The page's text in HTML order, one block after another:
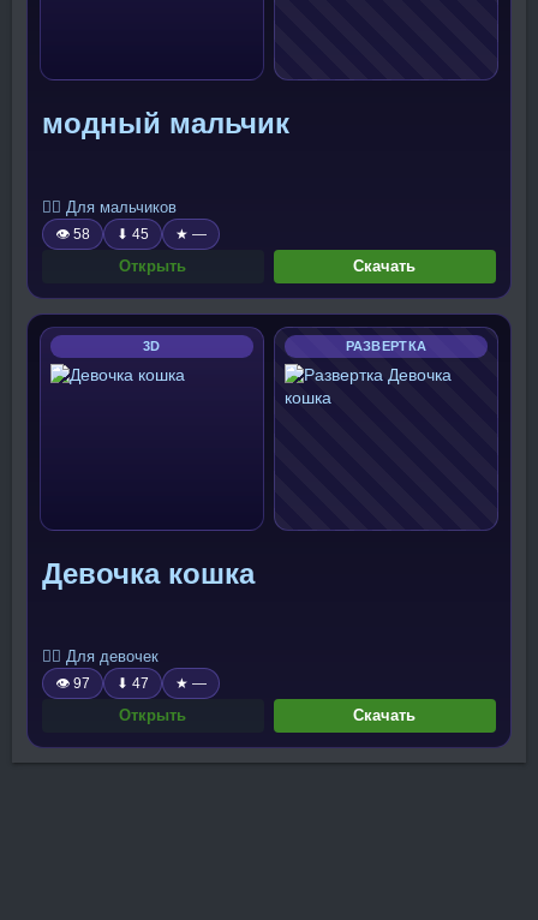
модный мальчик
🧍‍♂️ Для мальчиков
👁 58 ⬇ 45 ★ —
Открыть Скачать
3D РАЗВЕРТКА
Девочка кошка
🧍‍♀️ Для девочек
👁 97 ⬇ 47 ★ —
Открыть Скачать